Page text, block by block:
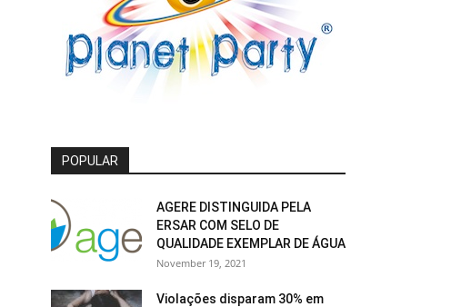
POPULAR
AGERE DISTINGUIDA PELA
ERSAR COM SELO DE
QUALIDADE EXEMPLAR DE ÁGUA
November 19, 2021
Violações disparam 30% em